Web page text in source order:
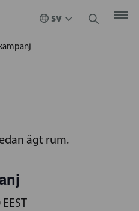
ägt rum.
EEST